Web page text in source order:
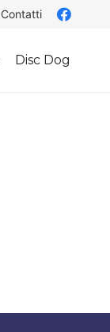
Contatti
Disc Dog